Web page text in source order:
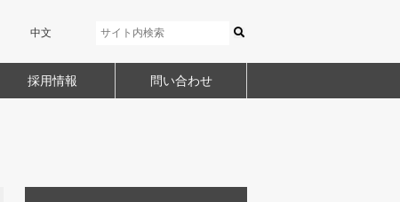
中文
採用情報 問い合わせ